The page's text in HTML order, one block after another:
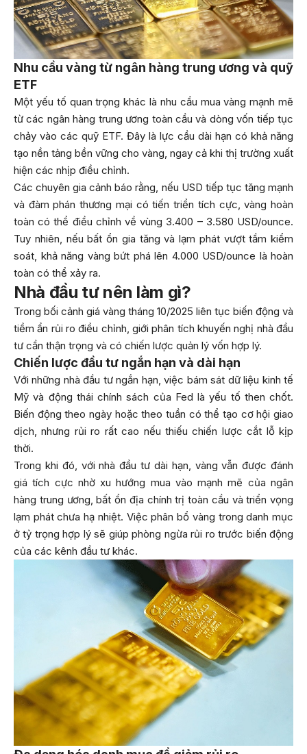
Nhu cầu vàng từ ngân hàng trung ương và quỹ
ETF
Một yếu tố quan trọng khác là nhu cầu mua vàng mạnh mẽ
từ các ngân hàng trung ương toàn cầu và dòng vốn tiếp tục
chảy vào các quỹ ETF. Đây là lực cầu dài hạn có khả năng
tạo nền tảng bền vững cho vàng, ngay cả khi thị trường xuất
hiện các nhịp điều chỉnh.
Các chuyên gia cảnh báo rằng, nếu USD tiếp tục tăng mạnh
và đàm phán thương mại có tiến triển tích cực, vàng hoàn
toàn có thể điều chỉnh về vùng 3.400 – 3.580 USD/ounce.
Tuy nhiên, nếu bất ổn gia tăng và lạm phát vượt tầm kiểm
soát, khả năng vàng bứt phá lên 4.000 USD/ounce là hoàn
toàn có thể xảy ra.
Nhà đầu tư nên làm gì?
Trong bối cảnh giá vàng tháng 10/2025 liên tục biến động và
tiềm ẩn rủi ro điều chỉnh, giới phân tích khuyến nghị nhà đầu
tư cần thận trọng và có chiến lược quản lý vốn hợp lý.
Chiến lược đầu tư ngắn hạn và dài hạn
Với những nhà đầu tư ngắn hạn, việc bám sát dữ liệu kinh tế
Mỹ và động thái chính sách của Fed là yếu tố then chốt.
Biến động theo ngày hoặc theo tuần có thể tạo cơ hội giao
dịch, nhưng rủi ro rất cao nếu thiếu chiến lược cắt lỗ kịp
thời.
Trong khi đó, với nhà đầu tư dài hạn, vàng vẫn được đánh
giá tích cực nhờ xu hướng mua vào mạnh mẽ của ngân
hàng trung ương, bất ổn địa chính trị toàn cầu và triển vọng
lạm phát chưa hạ nhiệt. Việc phân bổ vàng trong danh mục
ở tỷ trọng hợp lý sẽ giúp phòng ngừa rủi ro trước biến động
của các kênh đầu tư khác.